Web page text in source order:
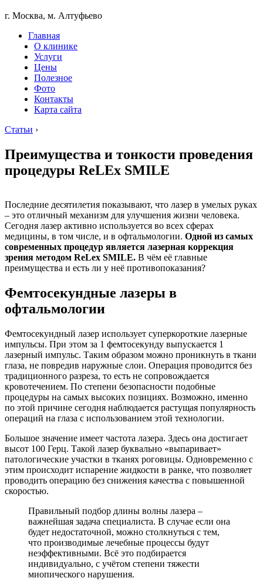
г. Москва, м. Алтуфьево
Главная
О клинике
Услуги
Цены
Полезное
Фото
Контакты
Карта сайта
Статьи ›
Преимущества и тонкости проведения
процедуры ReLEx SMILE
Последние десятилетия показывают, что лазер в умелых руках
– это отличный механизм для улучшения жизни человека.
Сегодня лазер активно используется во всех сферах
медицины, в том числе, и в офтальмологии. Одной из самых
современных процедур является лазерная коррекция
зрения методом ReLex SMILE. В чём её главные
преимущества и есть ли у неё противопоказания?
Фемтосекундные лазеры в
офтальмологии
Фемтосекундный лазер использует суперкороткие лазерные
импульсы. При этом за 1 фемтосекунду выпускается 1
лазерный импульс. Таким образом можно проникнуть в ткани
глаза, не повредив наружные слои. Операция проводится без
традиционного разреза, то есть не сопровождается
кровотечением. По степени безопасности подобные
процедуры на самых высоких позициях. Возможно, именно
по этой причине сегодня наблюдается растущая популярность
операций на глаза с использованием этой технологии.
Большое значение имеет частота лазера. Здесь она достигает
высот 100 Герц. Такой лазер буквально «выпаривает»
патологические участки в тканях роговицы. Одновременно с
этим происходит испарение жидкости в ранке, что позволяет
проводить операцию без снижения качества с повышенной
скоростью.
Правильный подбор длины волны лазера –
важнейшая задача специалиста. В случае если она
будет недостаточной, можно столкнуться с тем,
что производимые лечебные процессы будут
неэффективными. Всё это подбирается
индивидуально, с учётом степени тяжести
миопического нарушения.